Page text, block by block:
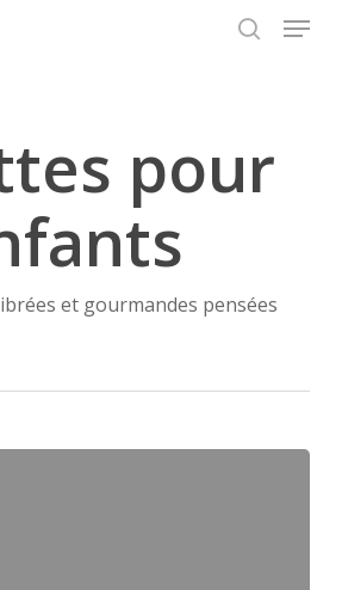
Menu
pour
et gourmandes pensées